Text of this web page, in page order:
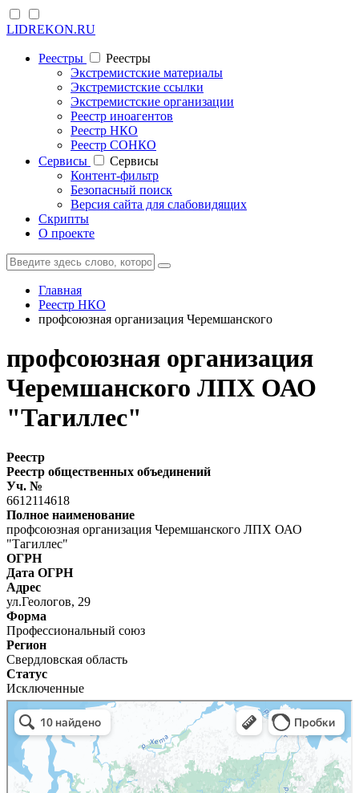
LIDREKON.RU
Реестры
Реестры
Экстремистские материалы
Экстремистские ссылки
Экстремистские организации
Реестр иноагентов
Реестр НКО
Реестр СОНКО
Cервисы
Cервисы
Контент-фильтр
Безопасный поиск
Версия сайта для слабовидящих
Скрипты
О проекте
Главная
Реестр НКО
профсоюзная организация Черемшанского
профсоюзная организация
Черемшанского ЛПХ ОАО
"Тагиллес"
Реестр
Реестр общественных объединений
Уч. №
6612114618
Полное наименование
профсоюзная организация Черемшанского ЛПХ ОАО
"Тагиллес"
ОГРН
Дата ОГРН
Адрес
ул.Геологов, 29
Форма
Профессиональный союз
Регион
Свердловская область
Статус
Исключенные